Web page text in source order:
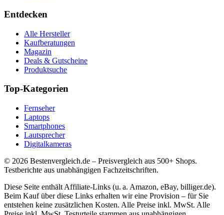
Entdecken
Alle Hersteller
Kaufberatungen
Magazin
Deals & Gutscheine
Produktsuche
Top-Kategorien
Fernseher
Laptops
Smartphones
Lautsprecher
Digitalkameras
© 2026 Bestenvergleich.de – Preisvergleich aus 500+ Shops.
Testberichte aus unabhängigen Fachzeitschriften.
Diese Seite enthält Affiliate-Links (u. a. Amazon, eBay, billiger.de).
Beim Kauf über diese Links erhalten wir eine Provision – für Sie
entstehen keine zusätzlichen Kosten. Alle Preise inkl. MwSt. Alle